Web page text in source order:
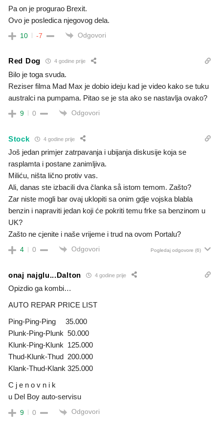
Pa on je progurao Brexit.
Ovo je posledica njegovog dela.
10 -7 Odgovori
Red Dog 4 godine prije
Bilo je toga svuda.
Reziser filma Mad Max je dobio ideju kad je video kako se tuku
australci na pumpama. Pitao se je sta ako se nastavlja ovako?
9 0 Odgovori
Stock 4 godine prije
Još jedan primjer zatrpavanja i ubijanja diskusije koja se
rasplamta i postane zanimljiva.
Miliću, ništa lično protiv vas.
Ali, danas ste izbacili dva članka så istom temom. Zašto?
Zar niste mogli bar ovaj uklopiti sa onim gdje vojska blabla
benzin i napraviti jedan koji će pokriti temu frke sa benzinom u
UK?
Zašto ne cjenite i naše vrijeme i trud na ovom Portalu?
4 0 Odgovori Pogledaj odgovore (6)
onaj najglu...Dalton 4 godine prije
Opizdio ga kombi…
AUTO REPAR PRICE LIST
Ping-Ping-Ping 35.000
Plunk-Ping-Plunk 50.000
Klunk-Ping-Klunk 125.000
Thud-Klunk-Thud 200.000
Klank-Thud-Klank 325.000
C j e n o v n i k
u Del Boy auto-servisu
9 0 Odgovori